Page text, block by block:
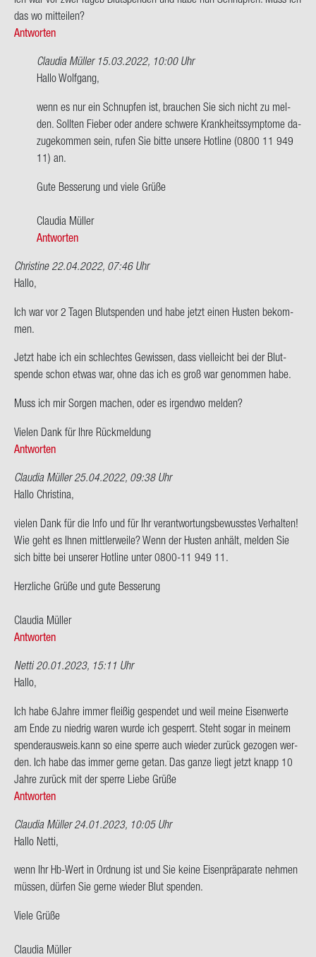
das wo mit­tei­len?
Antworten
Claudia Müller15.03.2022, 10:00 Uhr
Ant­
auf
Hallo,
ich
war
zwei…
von
gang
Hallo Wolf­gang,
wenn es nur ein Schnup­fen ist, brau­chen Sie sich nicht zu mel­
den. Soll­ten Fie­ber oder an­de­re schwe­re Krank­heits­sym­pto­me da­
zu­ge­kom­men sein, rufen Sie bitte un­se­re Hot­line (0800 11 949
11) an.
Gute Bes­se­rung und viele Grüße
Clau­dia Mül­ler
Antworten
Christine22.04.2022, 07:46 Uhr
Hallo,
Ich war vor 2 Tagen Blut­spen­den und habe jetzt einen Hus­ten be­kom­
men.
Jetzt habe ich ein schlech­tes Ge­wis­sen, dass viel­leicht bei der Blut­
spen­de schon etwas war, ohne das ich es groß war ge­nom­men habe.
Muss ich mir Sor­gen ma­chen, oder es ir­gend­wo mel­den?
Vie­len Dank für Ihre Rück­mel­dung
Antworten
Claudia Müller25.04.2022, 09:38 Uhr
Hallo Chris­ti­na,
vie­len Dank für die Info und für Ihr ver­ant­wor­tungs­be­wuss­tes Ver­hal­ten!
Wie geht es Ihnen mitt­ler­wei­le? Wenn der Hus­ten an­hält, mel­den Sie
sich bitte bei un­se­rer Hot­line unter 0800-​11 949 11.
Herz­li­che Grüße und gute Bes­se­rung
Clau­dia Mül­ler
Antworten
Netti20.01.2023, 15:11 Uhr
Hallo,
Ich habe 6Jahre immer flei­ßig ge­spen­det und weil meine Ei­sen­wer­te
am Ende zu nied­rig waren wurde ich ge­sperrt. Steht sogar in mei­nem
spen­der­aus­weis.kann so eine sper­re auch wie­der zu­rück ge­zo­gen wer­
den. Ich habe das immer gerne getan. Das ganze liegt jetzt knapp 10
Jahre zu­rück mit der sper­re Liebe Grüße
Antworten
Claudia Müller24.01.2023, 10:05 Uhr
Hallo Netti,
wenn Ihr Hb-​Wert in Ord­nung ist und Sie keine Ei­sen­prä­pa­ra­te neh­men
müs­sen, dür­fen Sie gerne wie­der Blut spen­den.
Viele Grüße
Clau­dia Mül­ler